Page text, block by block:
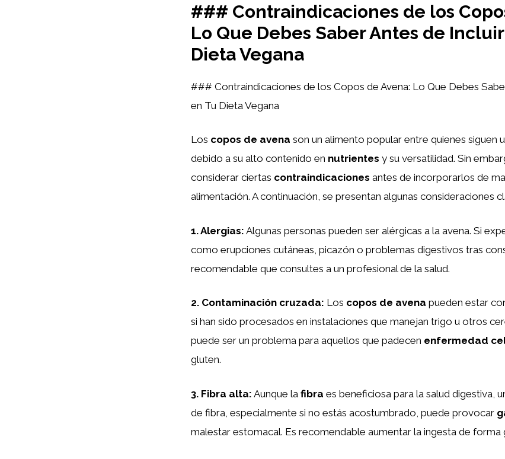
### Contraindicaciones de los
Lo Que Debes Saber Antes de
Dieta Vegana
### Contraindicaciones de los Copos de Avena: Lo Que Debes
en Tu Dieta Vegana
Los copos de avena son un alimento popular entre quienes siguen
debido a su alto contenido en nutrientes y su versatilidad. Sin
considerar ciertas contraindicaciones antes de incorporarlos de
alimentación. A continuación, se presentan algunas consideraciones
1.Alergias: Algunas personas pueden ser alérgicas a la avena. Si
como erupciones cutáneas, picazón o problemas digestivos tras
recomendable que consultes a un profesional de la salud.
2. Contaminación cruzada: Los copos de avena pueden estar
si han sido procesados en instalaciones que manejan trigo u otros
puede ser un problema para aquellos que padecen enfermedad
gluten.
3. Fibra alta: Aunque la fibra es beneficiosa para la salud digestiva,
de fibra, especialmente si no estás acostumbrado, puede provocar
malestar estomacal. Es recomendable aumentar la ingesta de forma